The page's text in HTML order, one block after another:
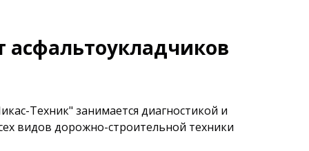
асфальтоукладчиков
Техник" занимается диагностикой и
видов дорожно-строительной техники